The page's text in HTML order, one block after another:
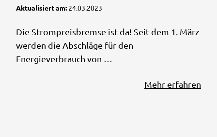
Aktualisiert am: 24.03.2023
Die Strompreisbremse ist da! Seit dem 1. März
werden die Abschläge für den
Energieverbrauch von …
Mehr erfahren